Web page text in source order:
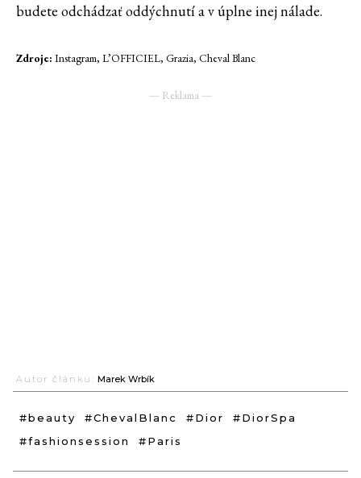
budete odchádzať oddýchnutí a v úplne inej nálade.
Zdroje: Instagram, L’OFFICIEL, Grazia, Cheval Blanc
― Reklama ―
Autor článku: Marek Wrbík
#beauty #ChevalBlanc #Dior
#DiorSpa
#fashionsession
#Paris